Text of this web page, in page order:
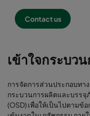
Contact us
เข้าใจกระบว
การจัดการส่วนประกอบทา
กระบวนการผลิตและบรร
(OSD) เพื่อให้เป็นไปตาม